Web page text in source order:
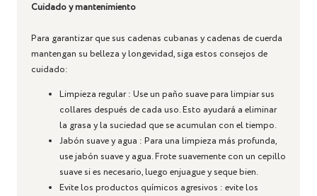
Cuidado y mantenimiento
Para garantizar que sus cadenas cubanas y cadenas de cuerda
mantengan su belleza y longevidad, siga estos consejos de
cuidado:
Limpieza regular : Use un paño suave para limpiar sus
collares después de cada uso. Esto ayudará a eliminar
la grasa y la suciedad que se acumulan con el tiempo.
Jabón suave y agua : Para una limpieza más profunda,
use jabón suave y agua. Frote suavemente con un cepillo
suave si es necesario, luego enjuague y seque bien.
Evite los productos químicos agresivos : evite los